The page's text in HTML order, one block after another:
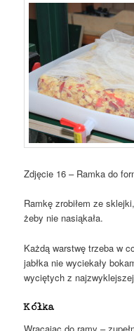
Zdjęcie 16 – Ramka do
Ramkę zrobiłem ze
żeby nie nasiąkała.
Każdą warstwę trzeba w
jabłka nie wyciekały
wyciętych z
Kółka